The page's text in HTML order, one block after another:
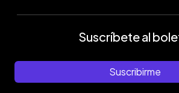
Suscríbete al
Suscribirme